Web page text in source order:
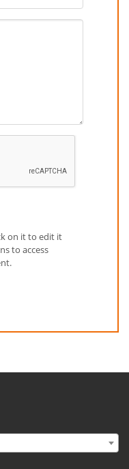
on it to edit it
to access